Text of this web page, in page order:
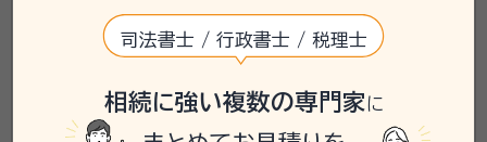
相続は人生で何度も経験するものではありません。経験
税がかかるほど財産を持っているとは考えられないと
埼玉県草加市に対応可能
司法書士 / 行政書士 / 税理士
相続に強い複数の専門家に